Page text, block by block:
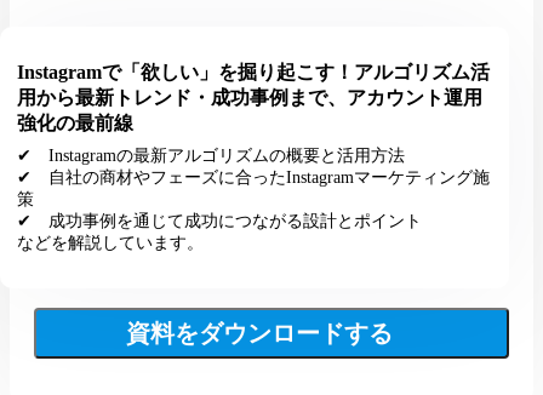
Instagramで「欲しい」を掘り起こす！アルゴリズム活
用から最新トレンド・成功事例まで、アカウント運用
強化の最前線
✔︎ Instagramの最新アルゴリズムの概要と活用方法
✔︎ 自社の商材やフェーズに合ったInstagramマーケティング施
策
✔︎ 成功事例を通じて成功につながる設計とポイント
などを解説しています。
資料をダウンロードする